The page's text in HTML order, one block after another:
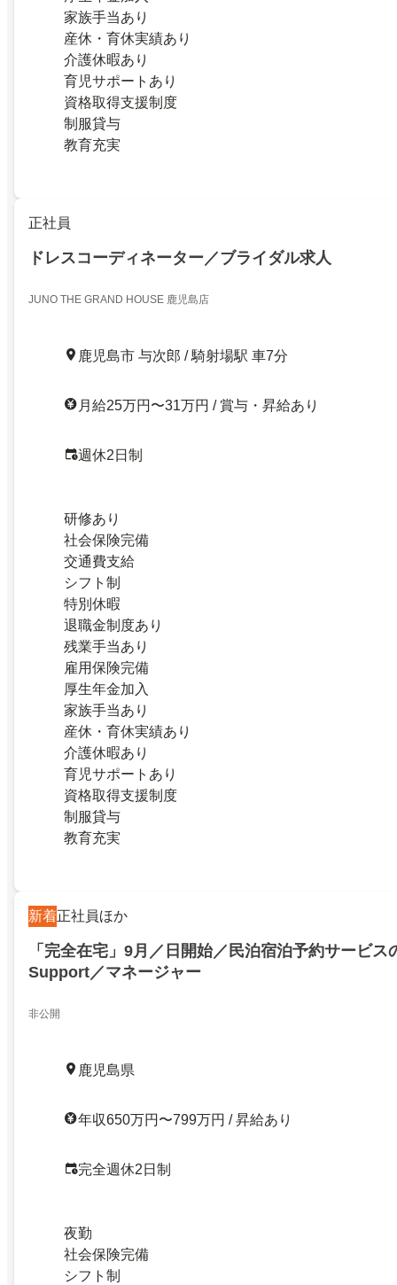
家族手当あり
産休・育休実績あり
介護休暇あり
育児サポートあり
資格取得支援制度
制服貸与
教育充実
正社員
ドレスコーディネーター／ブライダル求人
JUNO THE GRAND HOUSE 鹿児島店
鹿児島市 与次郎 / 騎射場駅 車7分
月給25万円〜31万円 / 賞与・昇給あり
週休2日制
研修あり
社会保険完備
交通費支給
シフト制
特別休暇
退職金制度あり
残業手当あり
雇用保険完備
厚生年金加入
家族手当あり
産休・育休実績あり
介護休暇あり
育児サポートあり
資格取得支援制度
制服貸与
教育充実
新着正社員ほか
「完全在宅」9月／日開始／民泊宿泊予約サービ
Support／マネージャー
非公開
鹿児島県
年収650万円〜799万円 / 昇給あり
完全週休2日制
夜勤
社会保険完備
シフト制